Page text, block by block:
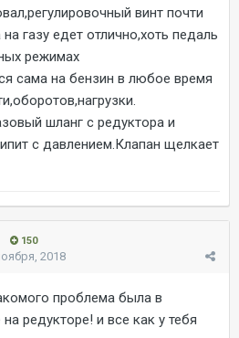
винт почти
газу едет отлично,хоть педаль
режимах
сама на бензин в любое время
шланг с редуктора и
с давлением.Клапан щелкает
150
2018
проблема была в
редукторе! и все как у тебя